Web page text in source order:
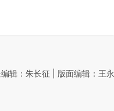
辑：朱长征 | 版面编辑：王永